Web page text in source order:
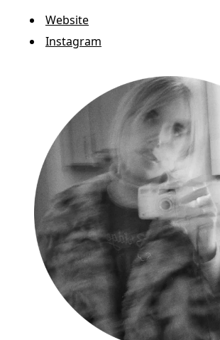
Website
Instagram